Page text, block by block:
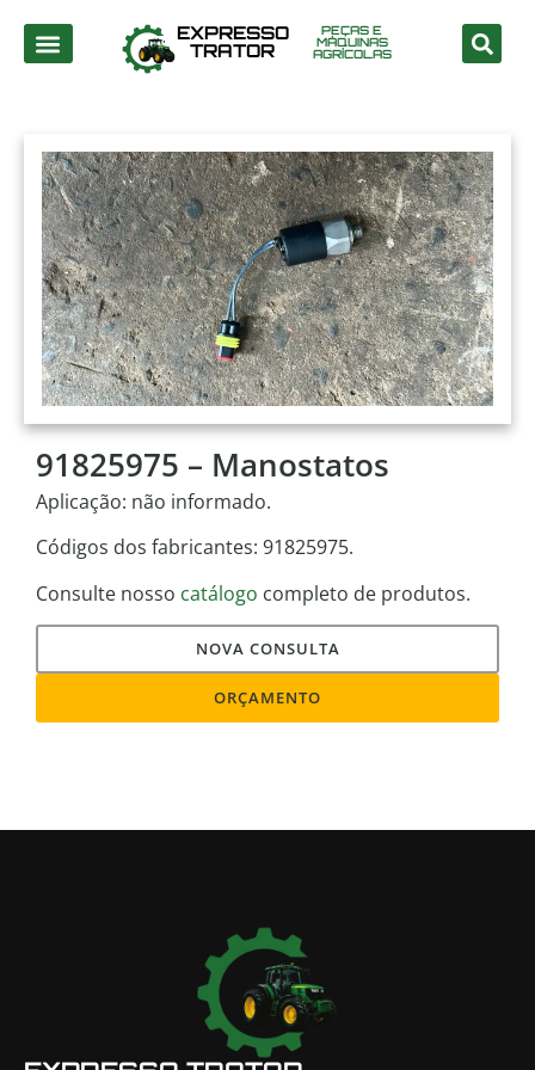
EXPRESSO
TRATOR
PEÇAS E
MÁQUINAS
AGRÍCOLAS
91825975 – Manostatos
Aplicação: não informado.
Códigos dos fabricantes: 91825975.
Consulte nosso catálogo completo de produtos.
NOVA CONSULTA
ORÇAMENTO